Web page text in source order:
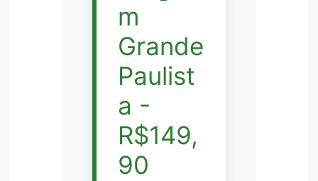
m
Grande
Paulist
a -
R$149,
90